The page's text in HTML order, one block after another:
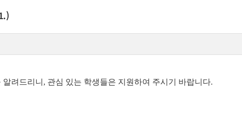
려드리니, 관심 있는 학생들은 지원하여 주시기 바랍니다.